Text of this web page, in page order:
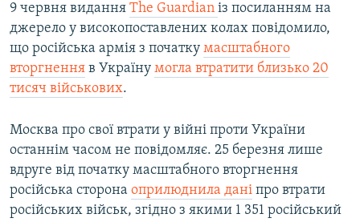
9 червня видання The Guardian із посиланням на
джерело у високопоставлених колах повідомило,
що російська армія з початку масштабного
вторгнення в Україну могла втратити близько 20
тисяч військових.
Москва про свої втрати у війні проти України
останнім часом не повідомляє. 25 березня лише
вдруге від початку масштабного вторгнення
російська сторона оприлюднила дані про втрати
російських військ, згідно з якими 1 351 російський